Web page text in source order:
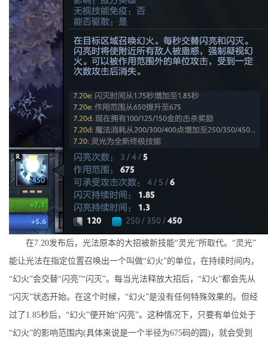
在7.20发布后，光法原本的大招被新技能“灵光”所取代。“灵光”
能让光法在指定位置召唤出一个叫做“幻火”的单位，在持续时间内，
“幻火”会交替“闪亮”“闪灭”。每当光法释放大招后，“幻火”都会先从
“闪灭”状态开始。在这个时候，“幻火”是没有任何特殊效果的。但经
过了1.85秒后，“幻火”便开始“闪亮”。这种情况下，只要有单位处于
“幻火”的影响范围内(具体来说是一个半径为675码的圆)，就会受到